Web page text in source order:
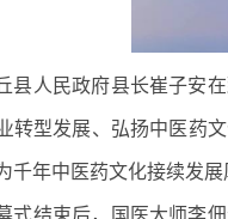
县人民政府县长崔子安
转型发展、弘扬中医药
千年中医药文化接续发展
式结束后，国医大师李